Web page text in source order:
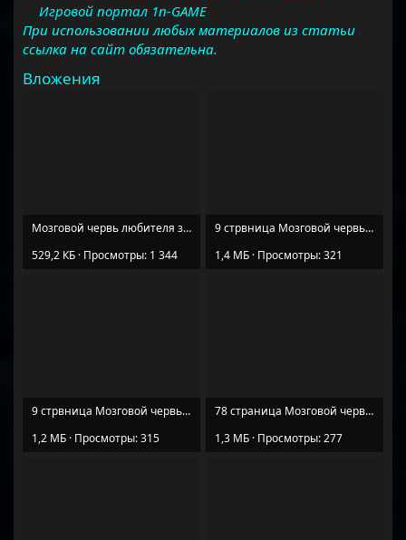
Игровой портал 1n-GAME
При использовании любых материалов из статьи
ссылка на сайт обязательна.
Вложения
Мозговой червь любителя загадок.jpg
529,2 КБ · Просмотры: 1 344
9 стрвница Мозговой червь любителя загадок (2).jpg
1,4 МБ · Просмотры: 321
9 стрвница Мозговой червь любителя загадок (1).jpg
1,2 МБ · Просмотры: 315
78 страница Мозговой червь любителя загадок (1).jpg
1,3 МБ · Просмотры: 277